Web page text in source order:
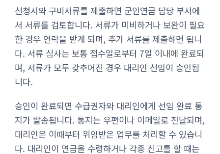
신청서와 구비서류를 제출하면 군인연금 담당 부서에
서 서류를 검토합니다. 서류가 미비하거나 보완이 필요
한 경우 연락을 받게 되며, 추가 서류를 제출하면 됩니
다. 서류 심사는 보통 접수일로부터 7일 이내에 완료되
며, 서류가 모두 갖추어진 경우 대리인 선임이 승인됩
니다.
승인이 완료되면 수급권자와 대리인에게 선임 완료 통
지가 발송됩니다. 통지는 우편이나 이메일로 전달되며,
대리인은 이때부터 위임받은 업무를 처리할 수 있습니
다. 대리인이 연금을 수령하거나 각종 신고를 할 때는